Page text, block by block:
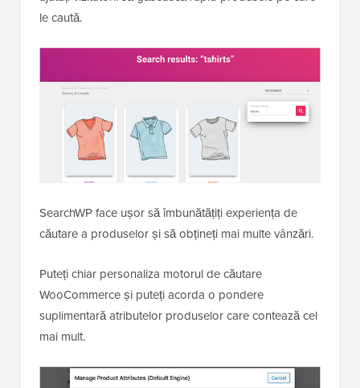
le caută.
SearchWP face ușor să îmbunătățiți experiența de
căutare a produselor și să obțineți mai multe vânzări.
Puteți chiar personaliza motorul de căutare
WooCommerce și puteți acorda o pondere
suplimentară atributelor produselor care contează cel
mai mult.